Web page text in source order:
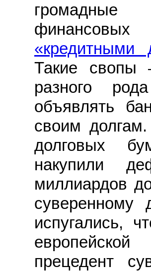
громадные
финансовых
«кредитными
Такие свопы
разного
объявлять
своим
долговых
накупили
миллиардов
суверенному
испугались,
прецедент